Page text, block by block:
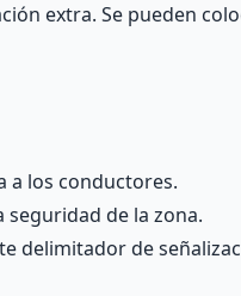
extra. Se pueden
a los conductores.
de la zona.
de